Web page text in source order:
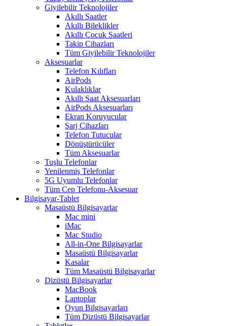
Giyilebilir Teknolojiler
Akıllı Saatler
Akıllı Bileklikler
Akıllı Çocuk Saatleri
Takip Cihazları
Tüm Giyilebilir Teknolojiler
Aksesuarlar
Telefon Kılıfları
AirPods
Kulaklıklar
Akıllı Saat Aksesuarları
AirPods Aksesuarları
Ekran Koruyucular
Şarj Cihazları
Telefon Tutucular
Dönüştürücüler
Tüm Aksesuarlar
Tuşlu Telefonlar
Yenilenmiş Telefonlar
5G Uyumlu Telefonlar
Tüm Cep Telefonu-Aksesuar
Bilgisayar-Tablet
Masaüstü Bilgisayarlar
Mac mini
iMac
Mac Studio
All-in-One Bilgisayarlar
Masaüstü Bilgisayarlar
Kasalar
Tüm Masaüstü Bilgisayarlar
Dizüstü Bilgisayarlar
MacBook
Laptoplar
Oyun Bilgisayarları
Tüm Dizüstü Bilgisayarlar